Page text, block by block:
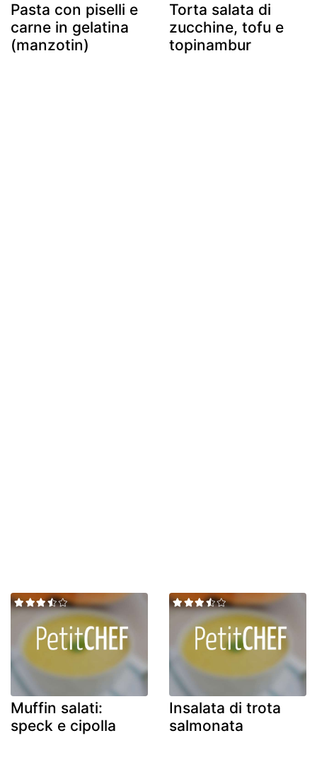
Pasta con piselli e
carne in gelatina
(manzotin)
Torta salata di
zucchine, tofu e
topinambur
Muffin salati:
speck e cipolla
Insalata di trota
salmonata